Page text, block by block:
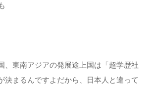
、東南アジアの発展途上国は「超学歴社
決まるんですよだから、日本人と違って